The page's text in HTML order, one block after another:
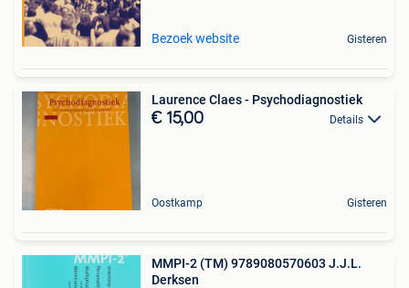
Bezoek website Gisteren
Laurence Claes - Psychodiagnostiek
€ 15,00 Details
Oostkamp Gisteren
MMPI-2 (TM) 9789080570603 J.J.L.
Derksen